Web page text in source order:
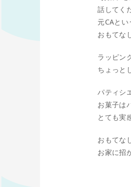
話してく
元CAと
おもてな
ラッピン
ちょっと
パティシ
お菓子は
とても実
おもてな
お家に招